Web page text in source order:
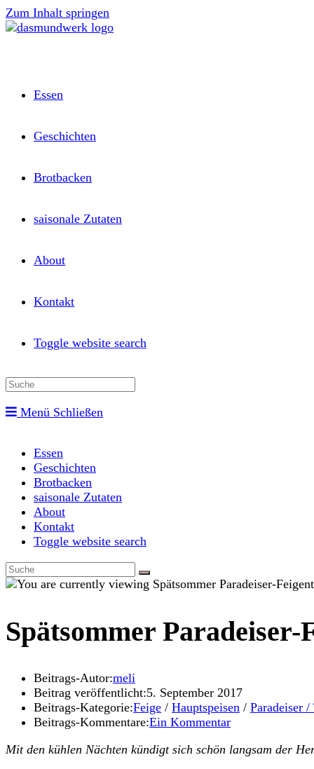
Zum Inhalt springen
Essen
Geschichten
Brotbacken
saisonale Zutaten
About
Kontakt
Toggle website search
Menü Schließen
Essen
Geschichten
Brotbacken
saisonale Zutaten
About
Kontakt
Toggle website search
Spätsommer Paradeiser-
Beitrags-Autor:meli
Beitrag veröffentlicht:5. September 2017
Beitrags-Kategorie:Feige / Hauptspeisen / Paradeiser /
Beitrags-Kommentare:Ein Kommentar
Mit den kühlen Nächten kündigt sich schön langsam der